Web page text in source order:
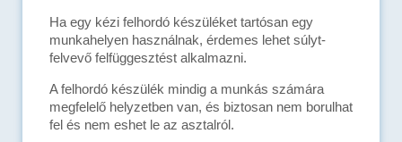
Ha egy kézi felhordó készüléket tartósan egy
munkahelyen használnak, érdemes lehet súlyt-
felvevő felfüggesztést alkalmazni.
A felhordó készülék mindig a munkás számára
megfelelő helyzetben van, és biztosan nem borulhat
fel és nem eshet le az asztalról.